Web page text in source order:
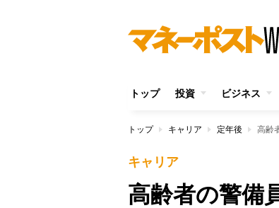
トップ 投資 ビジネス
トップ キャリア 定年後 高齢
キャリア
高齢者の警備